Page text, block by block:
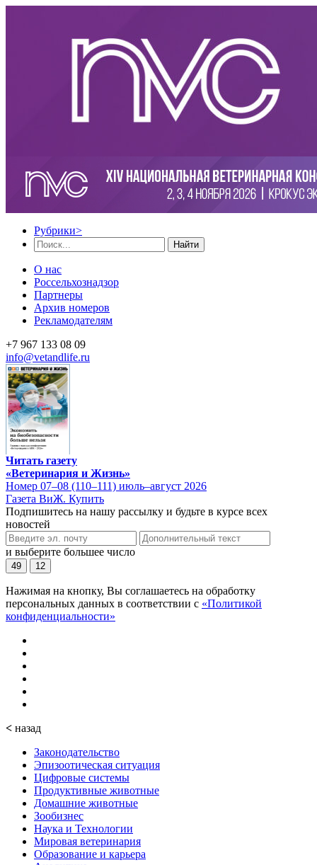
Рубрики>
Найти
О нас
Россельхознадзор
Партнеры
Архив номеров
Рекламодателям
+7 967 133 08 09
info@vetandlife.ru
Читать газету
«Ветеринария и Жизнь»
Номер 07–08 (110–111) июль–август 2026
Газета ВиЖ. Купить
Подпишитесь на нашу рассылку и будьте в курсе всех
новостей
и выберите большее число
49 12
Нажимая на кнопку, Вы соглашаетесь на обработку
персональных данных в соответствии с «Политикой
конфиденциальности»
< назад
Законодательство
Эпизоотическая ситуация
Цифровые системы
Продуктивные животные
Домашние животные
Зообизнес
Наука и Технологии
Мировая ветеринария
Образование и карьера